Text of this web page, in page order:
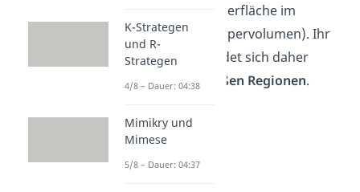
(größere Körperoberfläche im
Verhältnis zum Körpervolumen). Ihr
Lebensraum befindet sich daher
vorwiegend in heißen Regionen.
K-Strategen
und R-
Strategen
4/8 – Dauer: 04:38
Mimikry und
Mimese
5/8 – Dauer: 04:37